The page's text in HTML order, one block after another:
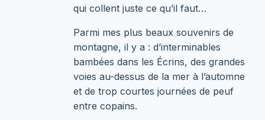
qui collent juste ce qu’il faut…
Parmi mes plus beaux souvenirs de
montagne, il y a : d’interminables
bambées dans les Écrins, des grandes
voies au-dessus de la mer à l’automne
et de trop courtes journées de peuf
entre copains.